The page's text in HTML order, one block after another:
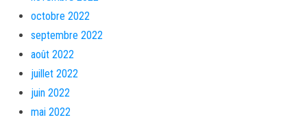
octobre 2022
septembre 2022
août 2022
juillet 2022
juin 2022
mai 2022